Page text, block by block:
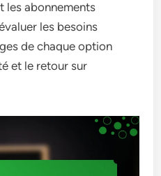
les abonnements
les besoins
de chaque option
et le retour sur